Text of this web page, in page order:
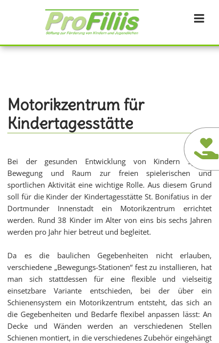
Motorikzentrum für
Kindertagesstätte
Bei der gesunden Entwicklung von Kindern spielen
Bewegung und Raum zur freien spielerischen und
sportlichen Aktivität eine wichtige Rolle. Aus diesem Grund
soll für die Kinder der Kindertagesstätte St. Bonifatius in der
Dortmunder Innenstadt ein Motorikzentrum errichtet
werden. Rund 38 Kinder im Alter von eins bis sechs Jahren
werden pro Jahr hier betreut und begleitet.
Da es die baulichen Gegebenheiten nicht erlauben,
verschiedene „Bewegungs-Stationen“ fest zu installieren, hat
man sich stattdessen für eine flexible und vielseitig
einsetzbare Variante entschieden, bei der über ein
Schienensystem ein Motorikzentrum entsteht, das sich an
die Gegebenheiten und Bedarfe flexibel anpassen lässt: An
Decke und Wänden werden an verschiedenen Stellen
Schienen montiert, in die verschiedenes Zubehör eingehängt